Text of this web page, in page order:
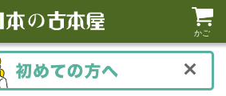
かご